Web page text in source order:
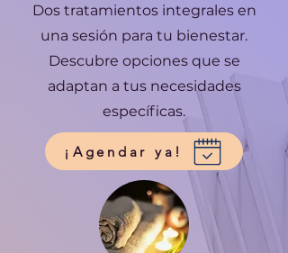
Dos tratamientos integrales en
una sesión para tu bienestar.
Descubre opciones que se
adaptan a tus necesidades
específicas.
¡Agendar ya!